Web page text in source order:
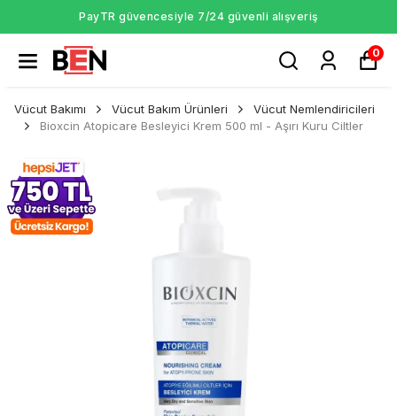
PayTR güvencesiyle 7/24 güvenli alışveriş
0
Vücut Bakımı Vücut Bakım Ürünleri
Vücut Nemlendiricileri
Bioxcin Atopicare Besleyici Krem 500 ml - Aşırı Kuru Ciltler